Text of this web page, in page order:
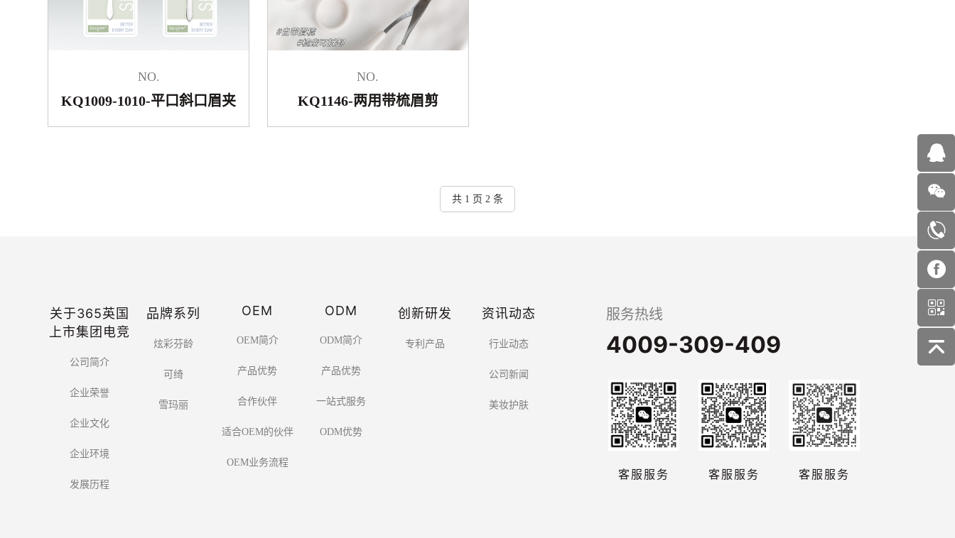
NO.
KQ1009-1010-平口斜口眉夹
NO.
KQ1146-两用带梳眉剪
共 1 页 2 条
关于365英国
上市集团电竞
公司简介
企业荣誉
企业文化
企业环境
发展历程
品牌系列
炫彩芬龄
可绮
雪玛丽
OEM
OEM简介
产品优势
合作伙伴
适合OEM的伙伴
OEM业务流程
ODM
ODM简介
产品优势
一站式服务
ODM优势
创新研发
专利产品
资讯动态
行业动态
公司新闻
美妆护肤
服务热线
4009-309-409
客服服务 客服服务 客服服务